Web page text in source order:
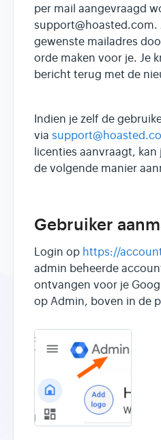
per mail aangevraagd
support@hoasted.com.
gewenste mailadres
orde maken voor je. Je
bericht terug met de
Indien je zelf de
via
licenties aanvraagt, kan
de volgende manier
Gebruiker
Login op https://
admin beheerde
ontvangen voor je
op Admin, boven in de